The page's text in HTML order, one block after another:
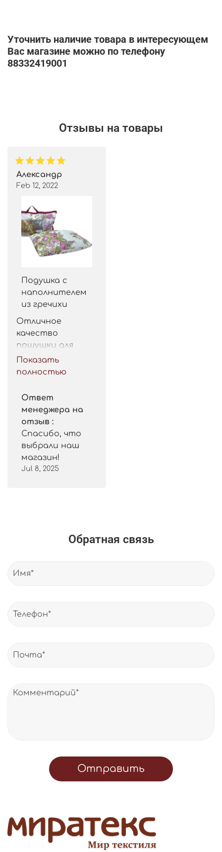
Уточнить наличие товара в интересующем
Вас магазине можно по телефону
88332419001
Отзывы на товары
Александр
Feb 12, 2022
Подушка с
наполнителем
из гречихи
Отличное
качество
пошушки для
такой цены.
Рекомендую.
Показать
полностью
Ответ
менеджера на
отзыв :
Спасибо, что
выбрали наш
магазин!
Jul 8, 2025
Обратная связь
Отправить